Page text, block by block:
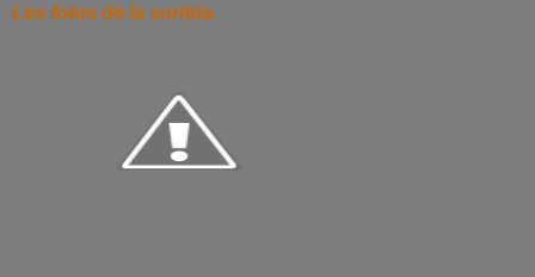
Les fotos de la sortida.